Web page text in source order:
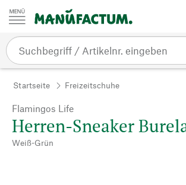
Zum Inhalt springen
Startseite Freizeitschuhe
Flamingos Life
Herren-Sneaker
Weiß-Grün